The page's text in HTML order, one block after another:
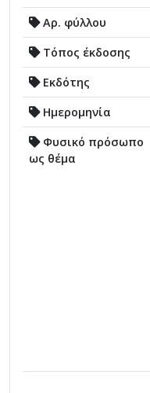
Αρ. φύλλου
Τόπος έκδοσης
Εκδότης
Ημερομηνία
Φυσικό πρόσωπο
ως θέμα